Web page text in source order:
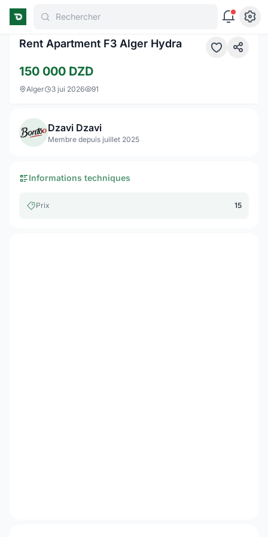
Rechercher 1 / 7
Rent Apartment F3 Alger Hydra
150 000 DZD
Alger 3 jui 2026 91
Dzavi Dzavi
Membre depuis juillet 2025
Informations techniques
Prix 15